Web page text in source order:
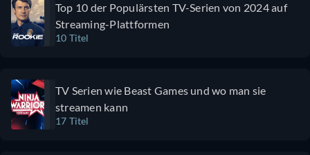
Top 10 der Populärsten TV-Serien von 2024 auf
Streaming-Plattformen
10 Titel
TV Serien wie Beast Games und wo man sie
streamen kann
17 Titel